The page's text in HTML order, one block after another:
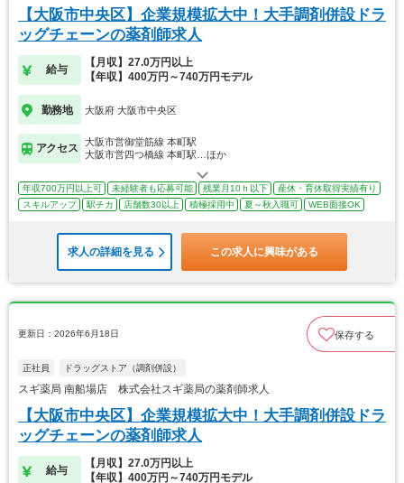
【大阪市中央区】企業規模拡大中！大手調剤併設ドラ
ッグチェーンの薬剤師求人
給与
【月収】27.0万円以上
【年収】400万円～740万円モデル
勤務地 大阪府 大阪市中央区
アクセス
大阪市営御堂筋線 本町駅
大阪市営四つ橋線 本町駅…ほか
年収700万円以上可 未経験者も応募可能 残業月10ｈ以下
産休・育休取得実績有り
スキルアップ
駅チカ 店舗数30以上 積極採用中 夏～秋入職可 WEB面接OK
求人の詳細を見る この求人に興味がある
更新日：2026年6月18日 保存する
正社員 ドラッグストア（調剤併設）
スギ薬局 南船場店 株式会社スギ薬局の薬剤師求人
【大阪市中央区】企業規模拡大中！大手調剤併設ドラ
ッグチェーンの薬剤師求人
給与
【月収】27.0万円以上
【年収】400万円～740万円モデル